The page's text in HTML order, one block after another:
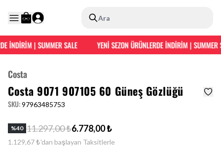
Ara
İNDİRİM | SUMMER SALE YENİ SEZON ÜRÜNLERDE İNDİRİM | SUMMER
Costa
Costa 9071 907105 60 Güneş Gözlüğü
SKU:97963485753
%40 11.297,00 ₺6.778,00 ₺
1.129,67 ₺'dan başlayan Taksitlerle